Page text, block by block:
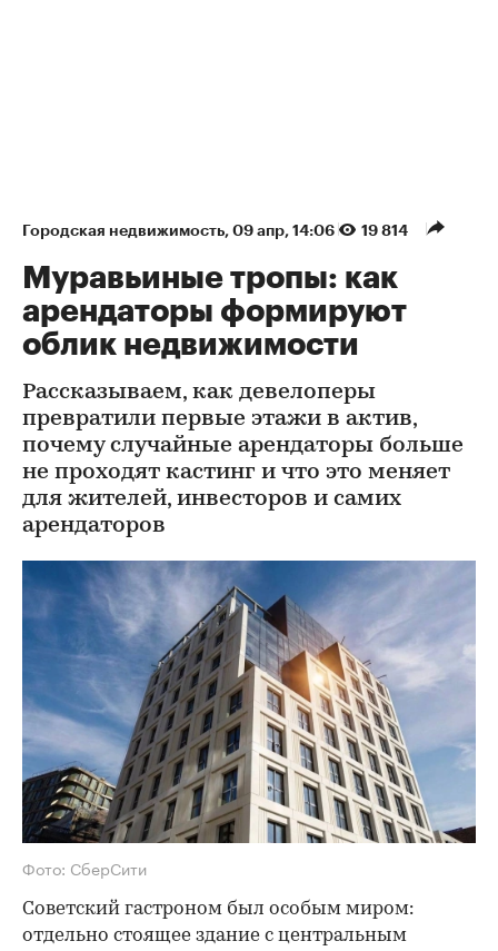
Городская недвижимость 09 апр, 14:06 19 814
Муравьиные тропы: как
арендаторы формируют
облик недвижимости
Рассказываем, как девелоперы
превратили первые этажи в актив,
почему случайные арендаторы больше
не проходят кастинг и что это меняет
для жителей, инвесторов и самих
арендаторов
Фото: СберСити
Советский гастроном был особым миром:
отдельно стоящее здание с центральным